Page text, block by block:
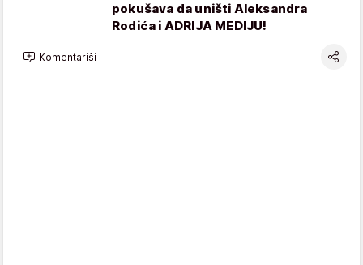
pokušava da uništi Aleksandra
Rodića i ADRIJA MEDIJU!
Komentariši